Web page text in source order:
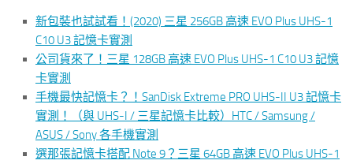
新包裝也試試看！(2020) 三星 256GB 高速 EVO Plus UHS-1
C10 U3 記憶卡實測
公司貨來了！三星 128GB 高速 EVO Plus UHS-1 C10 U3 記憶
卡實測
手機最快記憶卡？！SanDisk Extreme PRO UHS-II U3 記憶卡
實測！（與 UHS-I / 三星記憶卡比較）HTC / Samsung /
ASUS / Sony 各手機實測
選那張記憶卡搭配 Note 9？三星 64GB 高速 EVO Plus UHS-1